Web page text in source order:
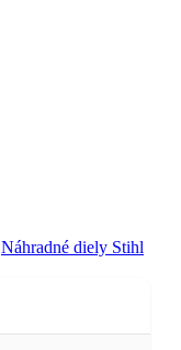
Náhradné diely Stihl